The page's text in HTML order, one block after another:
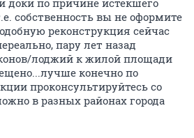
доки по причине истекшего
собственность вы не оформите
реконструкция сейчас
пару лет назад
лоджий к жилой площади
конечно по
проконсультируйтесь со
в разных районах города